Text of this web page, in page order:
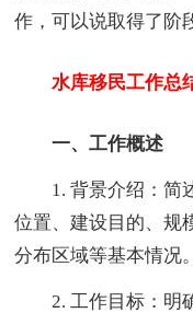
作，可以说取得了阶
水库移民工作总
一、工作概述
1. 背景介绍：简述
位置、建设目的、规
分布区域等基本情况。
2. 工作目标：明确